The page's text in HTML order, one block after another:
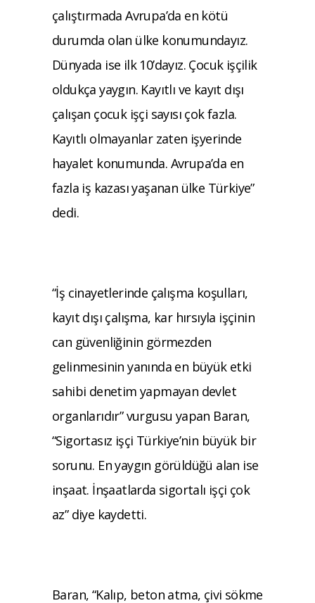
çalıştırmada Avrupa’da en kötü
durumda olan ülke konumundayız.
Dünyada ise ilk 10’dayız. Çocuk işçilik
oldukça yaygın. Kayıtlı ve kayıt dışı
çalışan çocuk işçi sayısı çok fazla.
Kayıtlı olmayanlar zaten işyerinde
hayalet konumunda. Avrupa’da en
fazla iş kazası yaşanan ülke Türkiye”
dedi.
“İş cinayetlerinde çalışma koşulları,
kayıt dışı çalışma, kar hırsıyla işçinin
can güvenliğinin görmezden
gelinmesinin yanında en büyük etki
sahibi denetim yapmayan devlet
organlarıdır” vurgusu yapan Baran,
“Sigortasız işçi Türkiye’nin büyük bir
sorunu. En yaygın görüldüğü alan ise
inşaat. İnşaatlarda sigortalı işçi çok
az” diye kaydetti.
Baran, “Kalıp, beton atma, çivi sökme